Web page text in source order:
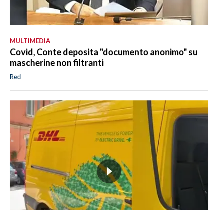
MULTIMEDIA
Covid, Conte deposita "documento anonimo" su
mascherine non filtranti
Red